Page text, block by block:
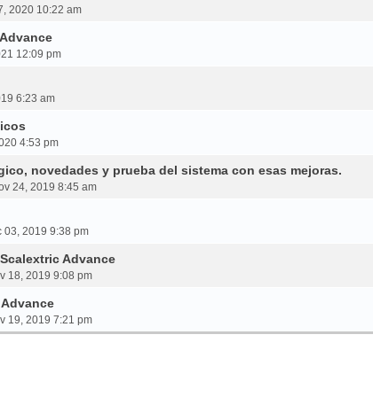
2020 10:22 am
12:09 pm
6:23 am
4:53 pm
novedades y prueba del sistema con esas mejoras.
24, 2019 8:45 am
03, 2019 9:38 pm
Advance
18, 2019 9:08 pm
19, 2019 7:21 pm